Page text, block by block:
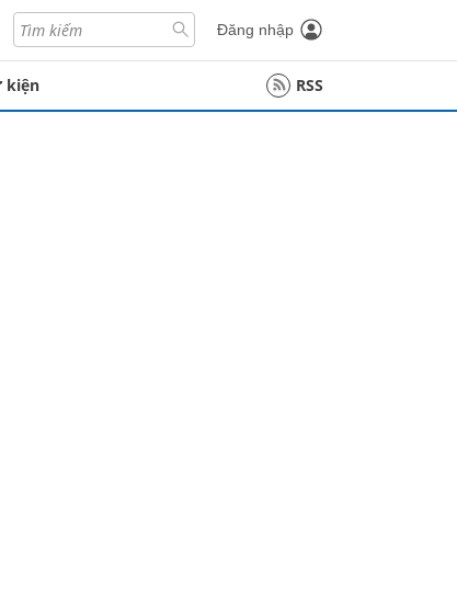
Đăng nhập
kiện RSS